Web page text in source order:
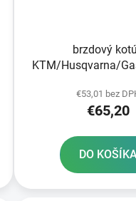
brzdový
KTM/Husqvarna/
€53,01 bez
€65,20
DO